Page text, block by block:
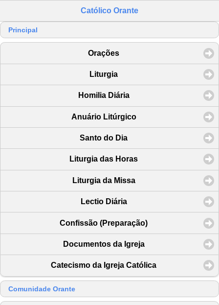
Católico Orante
Principal
Orações
Liturgia
Homilia Diária
Anuário Litúrgico
Santo do Dia
Liturgia das Horas
Liturgia da Missa
Lectio Diária
Confissão (Preparação)
Documentos da Igreja
Catecismo da Igreja Católica
Comunidade Orante